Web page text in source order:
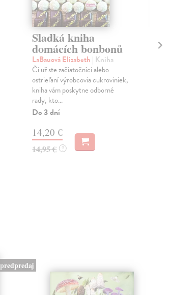
Sladká kniha
domácích bonbonů
LaBauová Elizabeth | Kniha
Či už ste začiatočníci alebo
ostrieľaní výrobcovia cukroviniek,
kniha vám poskytne odborné
rady, kto...
Do 3 dní
14,20 €
14,95 € ?
predpredaj